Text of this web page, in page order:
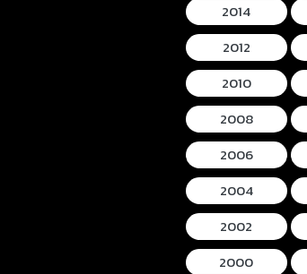
2014
2012
2010
2008
2006
2004
2002
2000